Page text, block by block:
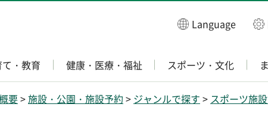
Language
・教育 健康・医療・福祉 スポーツ・文化
要>施設・公園・施設予約 > ジャンルで探す > スポーツ施